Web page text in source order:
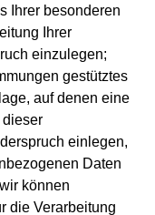
Ihrer besonderen
Ihrer
einzulegen;
gestütztes
auf denen eine
dieser
einlegen,
Daten
können
die Verarbeitung